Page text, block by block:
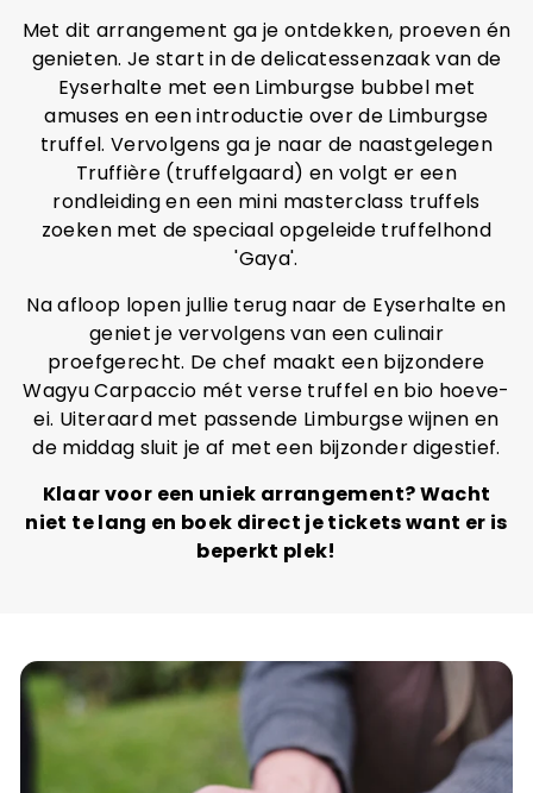
Met dit arrangement ga je ontdekken, proeven én
genieten. Je start in de delicatessenzaak van de
Eyserhalte met een Limburgse bubbel met
amuses en een introductie over de Limburgse
truffel. Vervolgens ga je naar de naastgelegen
Truffière (truffelgaard) en volgt er een
rondleiding en een mini masterclass truffels
zoeken met de speciaal opgeleide truffelhond
'Gaya'.
Na afloop lopen jullie terug naar de Eyserhalte en
geniet je vervolgens van een culinair
proefgerecht. De chef maakt een bijzondere
Wagyu Carpaccio mét verse truffel en bio hoeve-
ei. Uiteraard met passende Limburgse wijnen en
de middag sluit je af met een bijzonder digestief.
Klaar voor een uniek arrangement? Wacht
niet te lang en boek direct je tickets want er is
beperkt plek!